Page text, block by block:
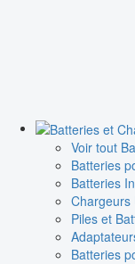
Voir tout
Batteries
Batteries
Chargeurs
Piles et
Batteries